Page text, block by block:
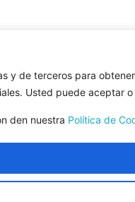
y de terceros para
Usted puede aceptar
den nuestra Política de